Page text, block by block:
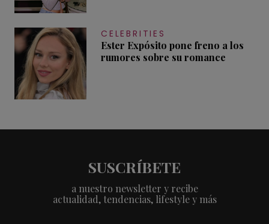
CELEBRITIES
Ester Expósito pone freno a los
rumores sobre su romance
SUSCRÍBETE
a nuestro newsletter y recibe
actualidad, tendencias, lifestyle y más